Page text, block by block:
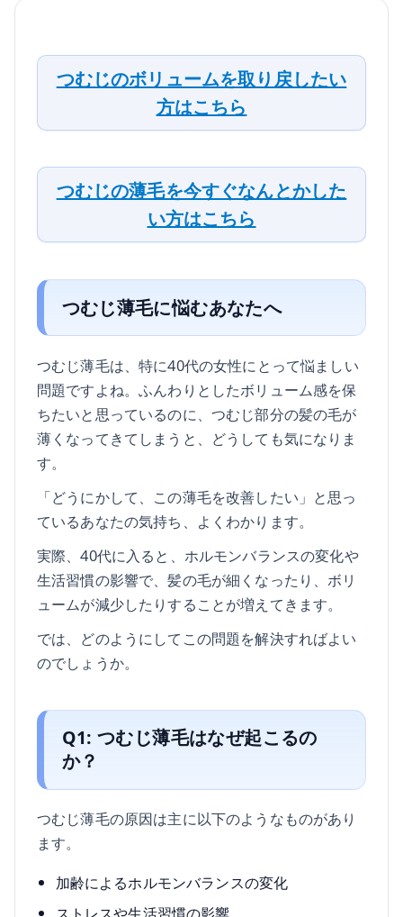
つむじのボリュームを取り戻したい
方はこちら
つむじの薄毛を今すぐなんとかした
い方はこちら
つむじ薄毛に悩むあなたへ
つむじ薄毛は、特に40代の女性にとって悩ましい
問題ですよね。ふんわりとしたボリューム感を保
ちたいと思っているのに、つむじ部分の髪の毛が
薄くなってきてしまうと、どうしても気になりま
す。
「どうにかして、この薄毛を改善したい」と思っ
ているあなたの気持ち、よくわかります。
実際、40代に入ると、ホルモンバランスの変化や
生活習慣の影響で、髪の毛が細くなったり、ボリ
ュームが減少したりすることが増えてきます。
では、どのようにしてこの問題を解決すればよい
のでしょうか。
Q1: つむじ薄毛はなぜ起こるの
か？
つむじ薄毛の原因は主に以下のようなものがあり
ます。
加齢によるホルモンバランスの変化